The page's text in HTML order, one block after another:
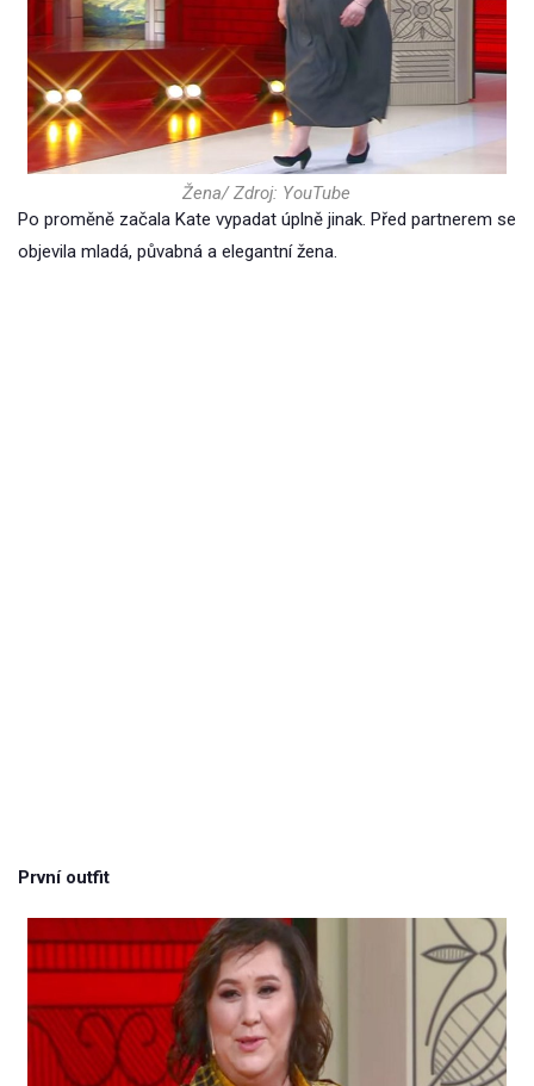
Žena/ Zdroj: YouTube
Po proměně začala Kate vypadat úplně jinak. Před partnerem se
objevila mladá, půvabná a elegantní žena.
První outfit